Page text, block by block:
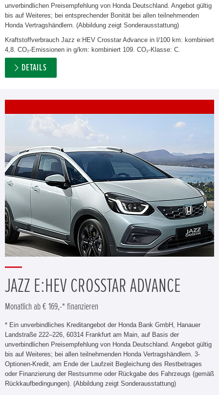
unverbindlichen Preisempfehlung von Honda Deutschland. Angebot gültig
bis auf Weiteres; bei entsprechender Bonität bei allen teilnehmenden
Honda Vertragshändlern. (Abbildung zeigt Sonderausstattung)
Kraftstoffverbrauch Jazz e:HEV Crosstar Advance in l/100 km: kombiniert
4,8. CO₂-Emissionen in g/km: kombiniert 109. CO₂-Klasse: C.
DETAILS
JAZZ E:HEV CROSSTAR ADVANCE
Monatlich ab € 169,-* finanzieren
* Ein unverbindliches Kreditangebot der Honda Bank GmbH, Hanauer
Landstraße 222–226, 60314 Frankfurt am Main, auf Basis der
unverbindlichen Preisempfehlung von Honda Deutschland. Angebot gültig
bis auf Weiteres; bei allen teilnehmenden Honda Vertragshändlern. 3-
Optionen-Kredit, am Ende der Laufzeit Begleichung des Restbetrages
oder Finanzierung der Restsumme oder Rückgabe des Fahrzeugs (gemäß
Rückkaufbedingungen). (Abbildung zeigt Sonderausstattung)